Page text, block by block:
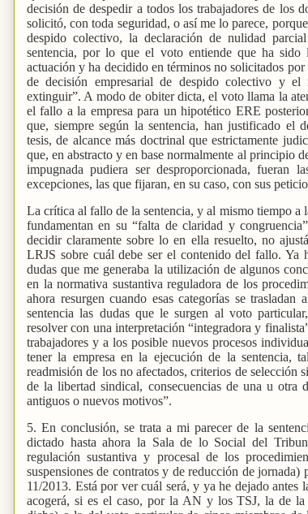
decisión de despedir a todos los trabajadores de los
solicitó, con toda seguridad, o así me lo parece,
despido colectivo, la declaración de nulidad
sentencia, por lo que el voto entiende que ha
actuación y ha decidido en términos no solicitados
de decisión empresarial de despido colectivo y
extinguir”. A modo de obiter dicta, el voto llama la
el fallo a la empresa para un hipotético ERE
que, siempre según la sentencia, han justificado el
tesis, de alcance más doctrinal que estrictamente
que, en abstracto y en base normalmente al principio
impugnada pudiera ser desproporcionada, fueran
excepciones, las que fijaran, en su caso, con sus
La crítica al fallo de la sentencia, y al mismo tiempo a
fundamentan en su “falta de claridad y
decidir claramente sobre lo en ella resuelto, no
LRJS sobre cuál debe ser el contenido del fallo.
dudas que me generaba la utilización de algunos
en la normativa sustantiva reguladora de los
ahora resurgen cuando esas categorías se
sentencia las dudas que le surgen al voto
resolver con una interpretación “integradora y
trabajadores y a los posible nuevos procesos
tener la empresa en la ejecución de la sentencia,
readmisión de los no afectados, criterios de
de la libertad sindical, consecuencias de una u otra
antiguos o nuevos motivos”.
5. En conclusión, se trata a mi parecer de la
dictado hasta ahora la Sala de lo Social del
regulación sustantiva y procesal de los
suspensiones de contratos y de reducción de
11/2013. Está por ver cuál será, y ya he dejado antes
acogerá, si es el caso, por la AN y los TSJ, la de la